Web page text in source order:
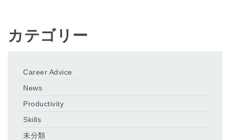
カテゴリー
Career Advice
News
Productivity
Skills
未分類